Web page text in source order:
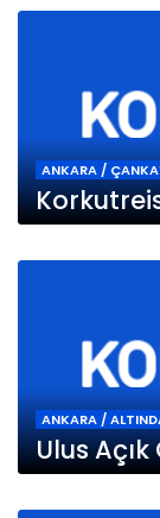
ANKARA /
ANKARA /
Ulus